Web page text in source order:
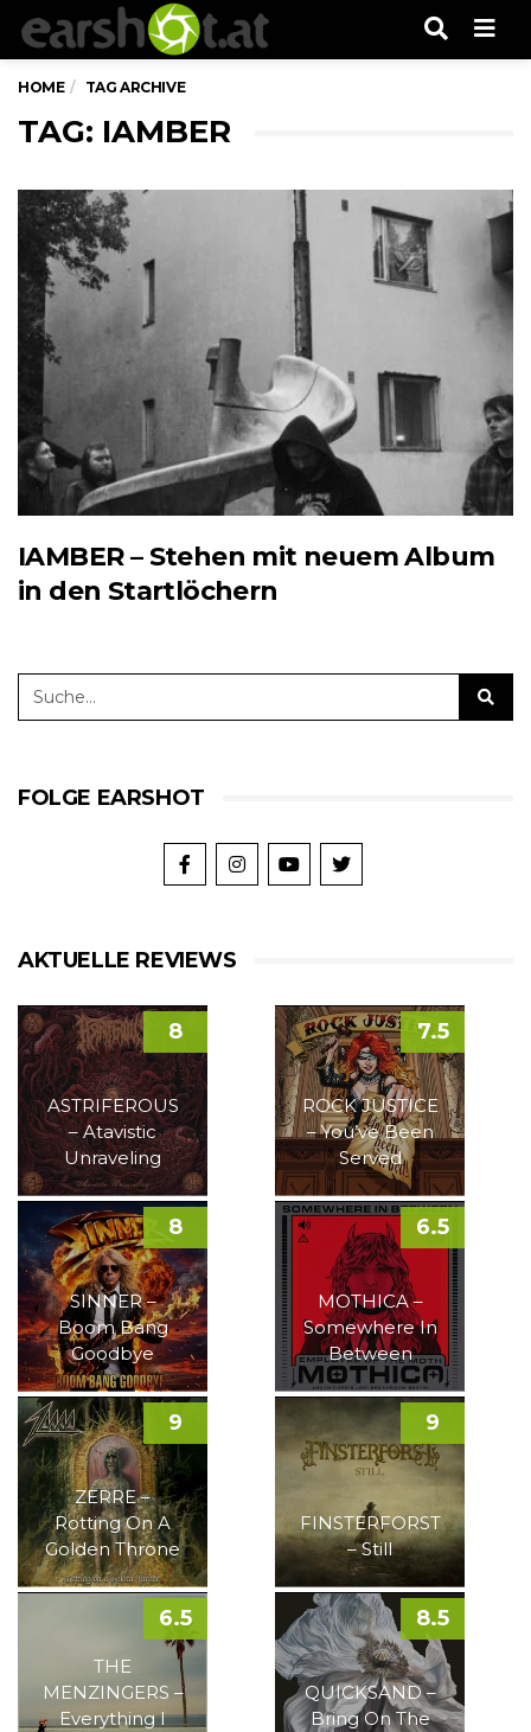
HOME TAG ARCHIVE
TAG: IAMBER
IAMBER – Stehen mit neuem Album
in den Startlöchern
FOLGE EARSHOT
AKTUELLE REVIEWS
ASTRIFEROUS
– Atavistic
Unraveling
8
ROCK JUSTICE
– You’ve Been
Served
7.5
SINNER –
Boom Bang
Goodbye
8
MOTHICA –
Somewhere In
Between
6.5
ZERRE –
Rotting On A
Golden Throne
9
FINSTERFORST
– Still
9
THE
MENZINGERS –
Everything I
6.5
QUICKSAND –
Bring On The
8.5